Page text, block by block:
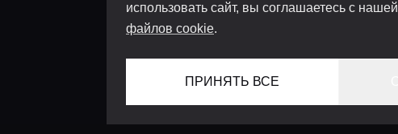
использовать сайт, вы соглашаетесь с нашей
файлов cookie.
ПРИНЯТЬ ВСЕ